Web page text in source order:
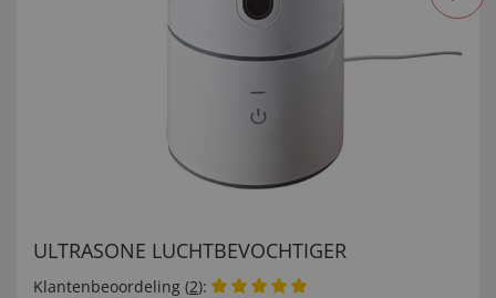
ULTRASONE LUCHTBEVOCHTIGER
Klantenbeoordeling (2):